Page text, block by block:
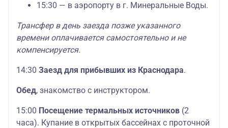
15:30 — в аэропорту в г. Минеральные Воды.
Трансфер в день заезда позже указанного
времени оплачивается самостоятельно и не
компенсируется.
14:30 Заезд для прибывших из Краснодара.
Обед, знакомство с инструктором.
15:00 Посещение термальных источников (2
часа). Купание в открытых бассейнах с проточной